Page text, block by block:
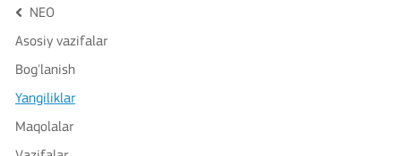
NEO
Asosiy vazifalar
Bog'lanish
Yangiliklar
Maqolalar